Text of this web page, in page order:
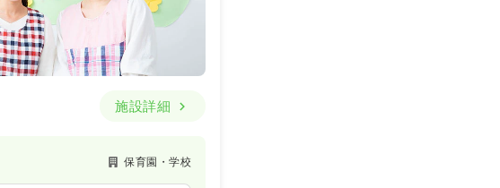
施設詳細
保育園・学校